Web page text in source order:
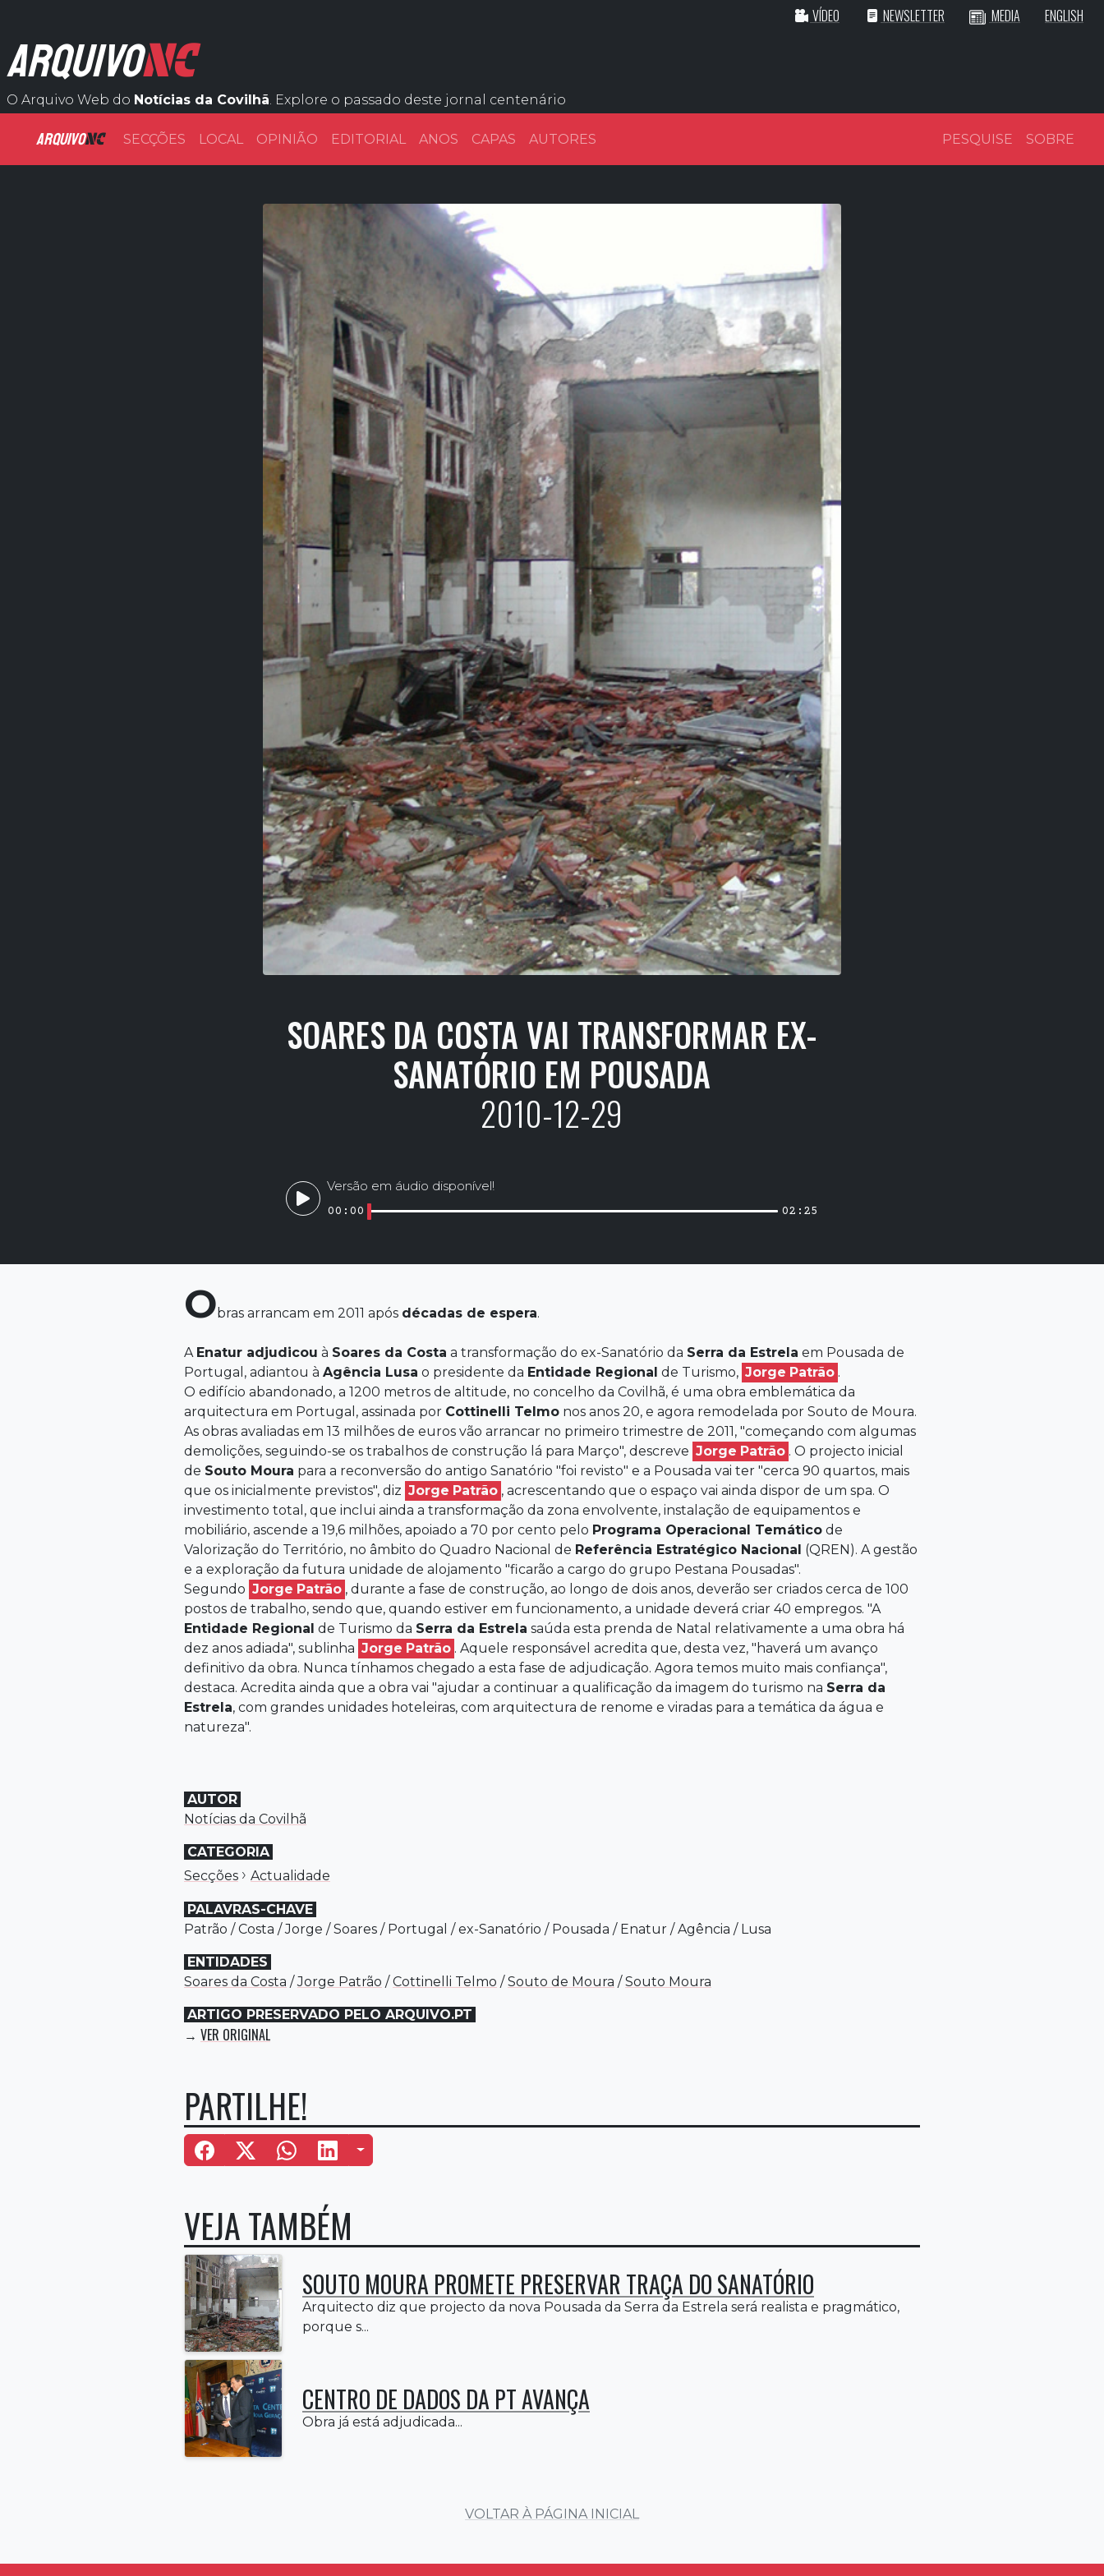
VÍDEO NEWSLETTER MEDIA ENGLISH
ARQUIVONC
O Arquivo Web do Notícias da Covilhã. Explore o passado deste jornal centenário
ARQUIVONC SECÇÕES LOCAL OPINIÃO EDITORIAL ANOS CAPAS AUTORES PESQUISE SOBRE
SOARES DA COSTA VAI TRANSFORMAR EX-
SANATÓRIO EM POUSADA
2010-12-29
Versão em áudio disponível!
00:00 02:25
Obras arrancam em 2011 após décadas de espera.
A Enatur adjudicou à Soares da Costa a transformação do ex-Sanatório da Serra da Estrela em Pousada de
Portugal, adiantou à Agência Lusa o presidente da Entidade Regional de Turismo, Jorge Patrão .
O edifício abandonado, a 1200 metros de altitude, no concelho da Covilhã, é uma obra emblemática da
arquitectura em Portugal, assinada por Cottinelli Telmo nos anos 20, e agora remodelada por Souto de Moura.
As obras avaliadas em 13 milhões de euros vão arrancar no primeiro trimestre de 2011, "começando com algumas
demolições, seguindo-se os trabalhos de construção lá para Março", descreve Jorge Patrão . O projecto inicial
de Souto Moura para a reconversão do antigo Sanatório "foi revisto" e a Pousada vai ter "cerca 90 quartos, mais
que os inicialmente previstos", diz Jorge Patrão , acrescentando que o espaço vai ainda dispor de um spa. O
investimento total, que inclui ainda a transformação da zona envolvente, instalação de equipamentos e
mobiliário, ascende a 19,6 milhões, apoiado a 70 por cento pelo Programa Operacional Temático de
Valorização do Território, no âmbito do Quadro Nacional de Referência Estratégico Nacional (QREN). A gestão
e a exploração da futura unidade de alojamento "ficarão a cargo do grupo Pestana Pousadas".
Segundo Jorge Patrão , durante a fase de construção, ao longo de dois anos, deverão ser criados cerca de 100
postos de trabalho, sendo que, quando estiver em funcionamento, a unidade deverá criar 40 empregos. "A
Entidade Regional de Turismo da Serra da Estrela saúda esta prenda de Natal relativamente a uma obra há
dez anos adiada", sublinha Jorge Patrão . Aquele responsável acredita que, desta vez, "haverá um avanço
definitivo da obra. Nunca tínhamos chegado a esta fase de adjudicação. Agora temos muito mais confiança",
destaca. Acredita ainda que a obra vai "ajudar a continuar a qualificação da imagem do turismo na Serra da
Estrela, com grandes unidades hoteleiras, com arquitectura de renome e viradas para a temática da água e
natureza".
AUTOR
Notícias da Covilhã
CATEGORIA
Secções › Actualidade
PALAVRAS-CHAVE
Patrão /Costa /Jorge /Soares / Portugal /ex-Sanatório / Pousada / Enatur /Agência / Lusa
ENTIDADES
Soares da Costa /Jorge Patrão /Cottinelli Telmo /Souto de Moura /Souto Moura
ARTIGO PRESERVADO PELO ARQUIVO.PT
→ VER ORIGINAL
PARTILHE!
Mais Opções
VEJA TAMBÉM
SOUTO MOURA PROMETE PRESERVAR TRAÇA DO SANATÓRIO
Arquitecto diz que projecto da nova Pousada da Serra da Estrela será realista e pragmático,
porque s...
CENTRO DE DADOS DA PT AVANÇA
Obra já está adjudicada...
VOLTAR À PÁGINA INICIAL